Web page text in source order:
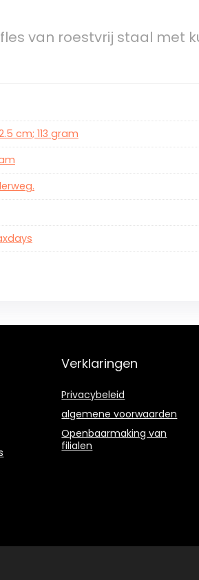
van roestvrij staal met
cm; 113 gram
Verklaringen
Privacybeleid
algemene voorwaarden
Openbaarmaking van
filialen